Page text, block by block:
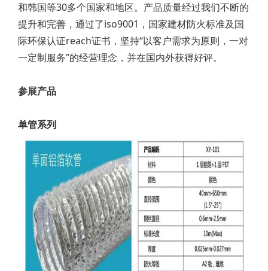
和韩国等30多个国家和地区。产品质量经过我们不断的
提升和完善，通过了iso9001，国家建材防火标准及国
际环保认证reach证书，坚持“以客户需求为原则，一对
一定制服务”的经营理念，并在国内外获得好评。
参展产品
单管系列